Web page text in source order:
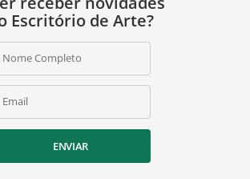
Escritório de Arte?
Nome Completo
Email
ENVIAR